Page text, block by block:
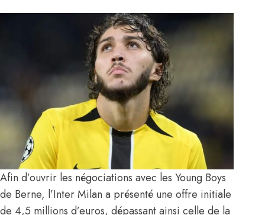
Afin d’ouvrir les négociations avec les Young Boys
de Berne, l’Inter Milan a présenté une offre initiale
de 4,5 millions d’euros, dépassant ainsi celle de la